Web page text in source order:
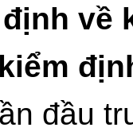
về
đầu